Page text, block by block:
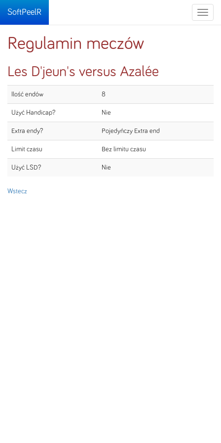
Toggle
SoftPeelR
Regulamin meczów
Les D'jeun's versus Azalée
Ilość endów 8
Użyć Handicap? Nie
Extra endy? Pojedyńczy Extra end
Limit czasu Bez limitu czasu
Użyć LSD? Nie
Wstecz